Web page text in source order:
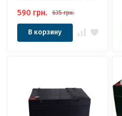
590 грн. 635 грн.
В корзину